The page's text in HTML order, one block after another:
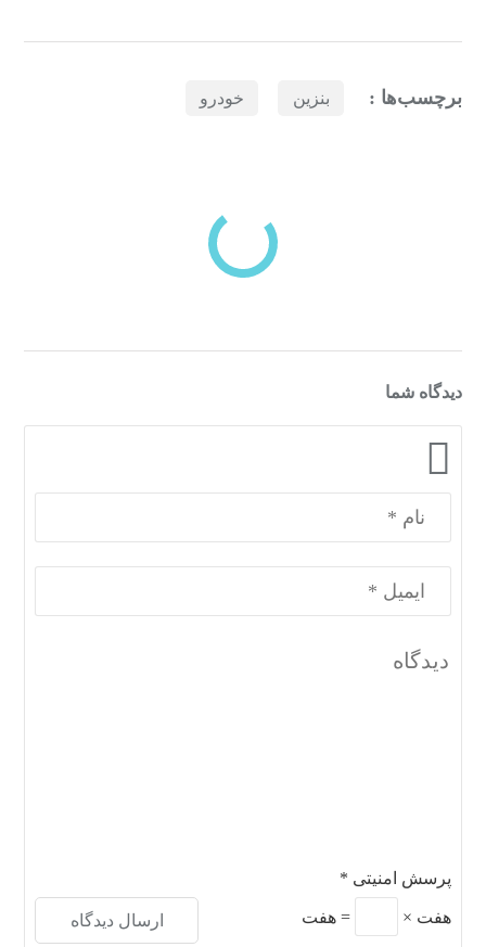
برچسب‌ها : بنزین خودرو
دسته‌بندی‌های منتخب برای شما
دیدگاه شما
پرسش امنیتی *
هفت ×
=هفت